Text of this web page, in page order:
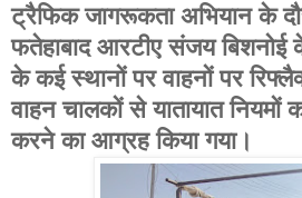
ट्रैफिक जागरूकता अभियान के
फतेहाबाद आरटीए संजय
के कई स्थानों पर वाहनों पर
वाहन चालकों से यातायात नियमों
करने का आग्रह किया गया।